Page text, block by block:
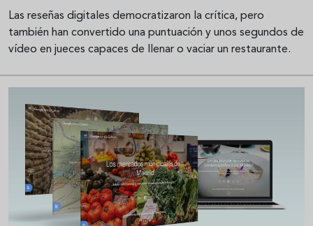
Las reseñas digitales democratizaron la crítica, pero
también han convertido una puntuación y unos segundos de
vídeo en jueces capaces de llenar o vaciar un restaurante.